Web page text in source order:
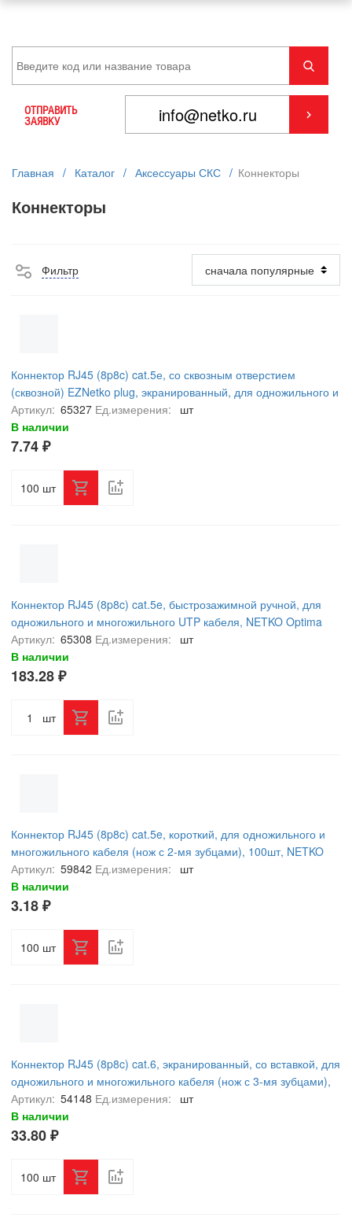
ОТПРАВИТЬ
ЗАЯВКУ
Главная / Каталог / Аксессуары СКС / Коннекторы
Коннекторы
Фильтр
Коннектор RJ45 (8p8c) cat.5е, со сквозным отверстием
(сквозной) EZNetko plug, экранированный, для одножильного и
многожильного кабеля (нож с 3-мя зубцами), 100шт, NETKO
Optima
Артикул: 65327 Ед.измерения:
шт
В наличии
7.74 ₽
шт
Коннектор RJ45 (8p8c) cat.5e, быстрозажимной ручной, для
одножильного и многожильного UTP кабеля, NETKO Optima
Артикул: 65308 Ед.измерения:
шт
В наличии
183.28 ₽
шт
Коннектор RJ45 (8p8c) cat.5e, короткий, для одножильного и
многожильного кабеля (нож с 2-мя зубцами), 100шт, NETKO
Optima
Артикул: 59842 Ед.измерения:
шт
В наличии
3.18 ₽
шт
Коннектор RJ45 (8p8c) cat.6, экранированный, со вставкой, для
одножильного и многожильного кабеля (нож с 3-мя зубцами),
100шт., NETKO Expert CKC
Артикул: 54148 Ед.измерения:
шт
В наличии
33.80 ₽
шт